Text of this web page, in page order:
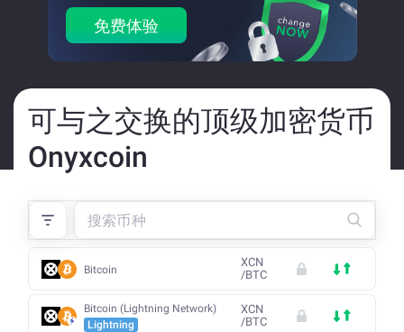
免费体验
可与之交换的顶级加密货币
Onyxcoin
Bitcoin
XCN
/BTC
Bitcoin (Lightning Network)
Lightning
XCN
/BTC